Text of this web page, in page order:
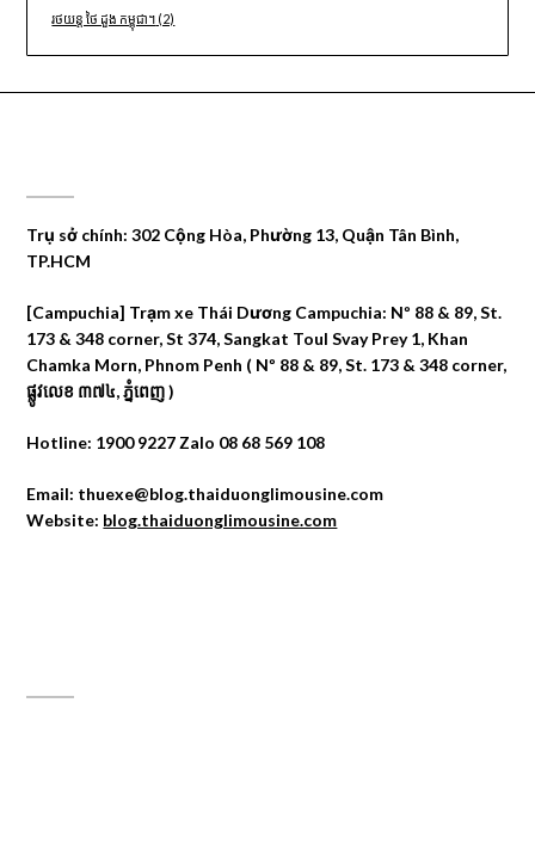
រថយន្ត ថៃ ដួង កម្ពុជា។ (2)
Trụ sở chính: 302 Cộng Hòa, Phường 13, Quận Tân Bình,
TP.HCM
[Campuchia] Trạm xe Thái Dương Campuchia: Nº 88 & 89, St.
173 & 348 corner, St 374, Sangkat Toul Svay Prey 1, Khan
Chamka Morn, Phnom Penh ( Nº 88 & 89, St. 173 & 348 corner,
ផ្លូវលេខ ៣៧៤, ភ្នំពេញ )
Hotline: 1900 9227 Zalo 08 68 569 108
Email: thuexe@blog.thaiduonglimousine.com
Website: blog.thaiduonglimousine.com